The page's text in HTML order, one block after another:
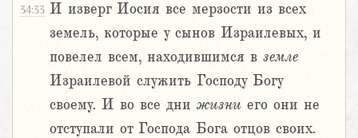
34:33 И изверг Иосия все мерзости из всех
земель, которые у сынов Израилевых, и
повелел всем, находившимся в земле
Израилевой служить Господу Богу
своему. И во все дни жизни его они не
отступали от Господа Бога отцов своих.